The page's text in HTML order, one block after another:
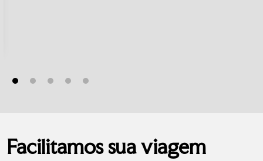
Facilitamos sua viagem